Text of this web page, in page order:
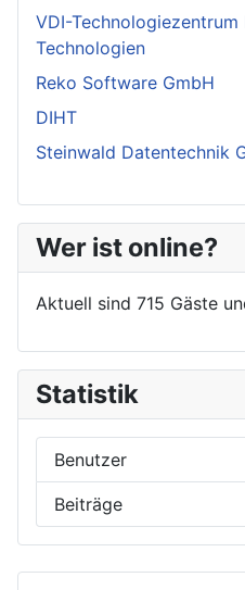
VDI-Technologiezentrum
Technologien
Reko Software GmbH
DIHT
Steinwald Datentechnik
Wer ist online?
Aktuell sind 715 Gäste
Statistik
Benutzer
Beiträge